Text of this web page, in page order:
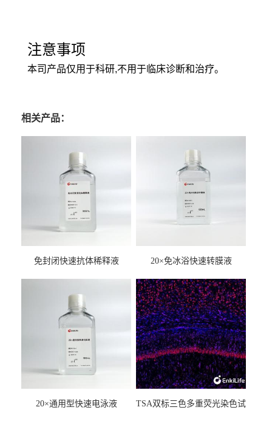
注意事项
本司产品仅用于科研,不用于临床诊断和治疗。
相关产品：
免封闭快速抗体稀释液 20×免冰浴快速转膜液
20×通用型快速电泳液
TSA双标三色多重荧光染色试